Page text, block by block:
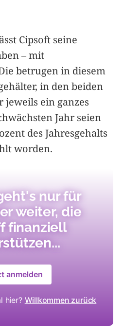
Cipsoft seine
– mit
betrugen in diesem
in den beiden
jeweils ein ganzes
Jahr seien
des Jahresgehalts
worden.
nur für
weiter, die
finanziell
anmelden
hier? Willkommen zurück